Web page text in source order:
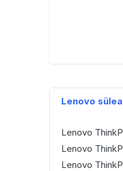
Lenovo
Lenovo
Lenovo
Lenovo